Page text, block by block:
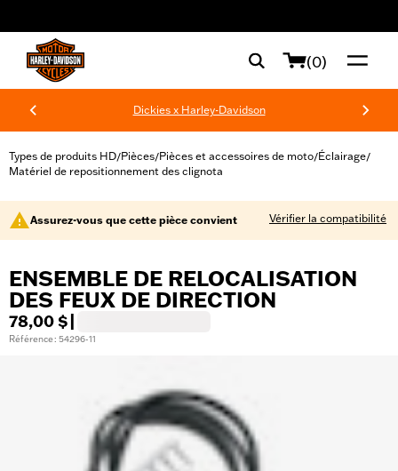
(0)
Dickies x Harley-Davidson
Types de produits HD/Pièces/Pièces et accessoires de moto/Éclairage/
Matériel de repositionnement des clignota
Assurez-vous que cette pièce convient Vérifier la compatibilité
ENSEMBLE DE RELOCALISATION
DES FEUX DE DIRECTION
78,00 $
Référence : 54296-11